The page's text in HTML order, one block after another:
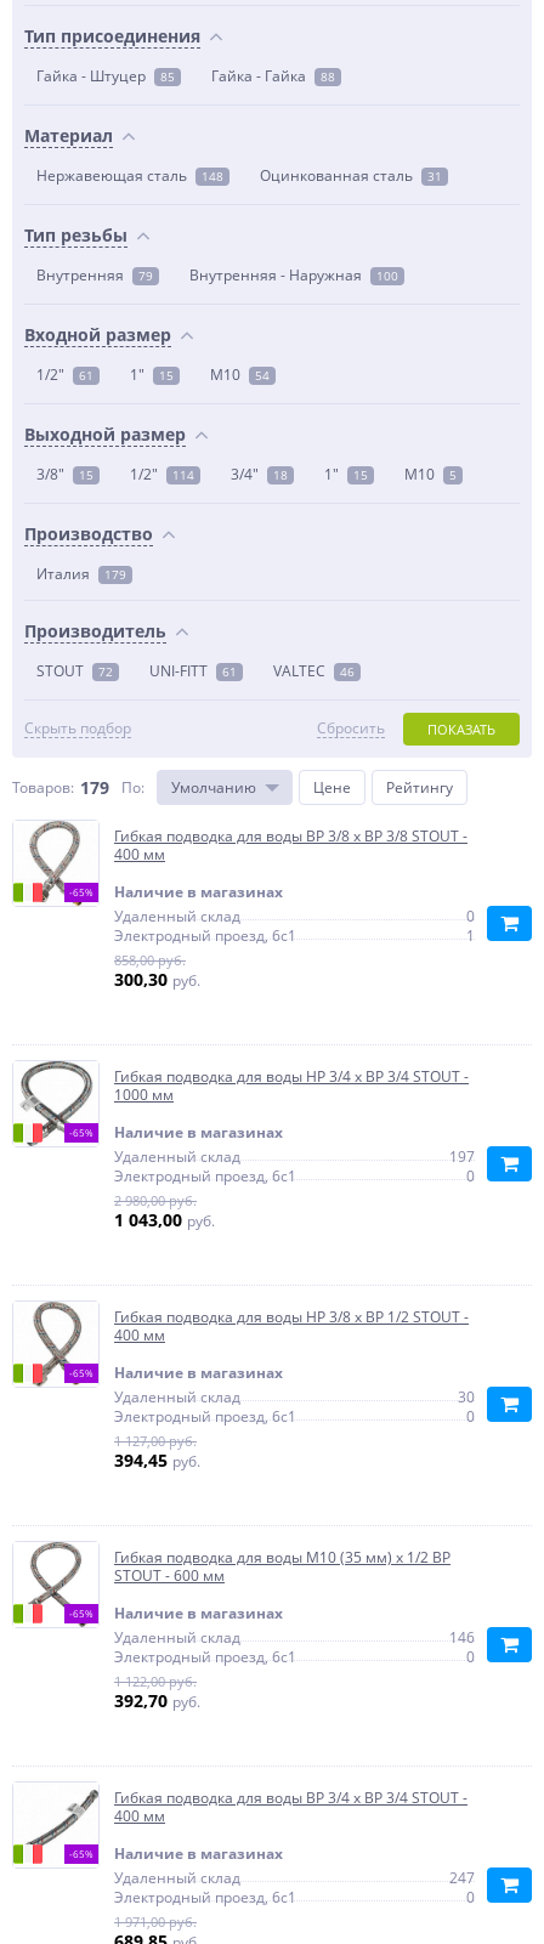
Тип присоединения
Гайка - Штуцер 85 Гайка - Гайка 88
Материал
Нержавеющая сталь 148 Оцинкованная сталь 31
Тип резьбы
Внутренняя 79 Внутренняя - Наружная 100
Входной размер
1/2" 61 1" 15 М10 54
Выходной размер
3/8" 15 1/2" 114 3/4" 18 1" 15 М10 5
Производство
Италия 179
Производитель
STOUT 72 UNI-FITT 61 VALTEC 46
Скрыть подбор ПОКАЗАТЬ
Сбросить
Товаров: 179 По: Умолчанию Цене Рейтингу
-65%
Гибкая подводка для воды ВР 3/8 х ВР 3/8 STOUT -
400 мм
Наличие в магазинах
Удаленный склад
0
Электродный проезд, 6с1
1
858,00 руб.
300,30 руб.
-65%
Гибкая подводка для воды НР 3/4 х ВР 3/4 STOUT -
1000 мм
Наличие в магазинах
Удаленный склад
197
Электродный проезд, 6с1
0
2 980,00 руб.
1 043,00 руб.
-65%
Гибкая подводка для воды НР 3/8 х ВР 1/2 STOUT -
400 мм
Наличие в магазинах
Удаленный склад
30
Электродный проезд, 6с1
0
1 127,00 руб.
394,45 руб.
-65%
Гибкая подводка для воды M10 (35 мм) х 1/2 BP
STOUT - 600 мм
Наличие в магазинах
Удаленный склад
146
Электродный проезд, 6с1
0
1 122,00 руб.
392,70 руб.
-65%
Гибкая подводка для воды ВР 3/4 х ВР 3/4 STOUT -
400 мм
Наличие в магазинах
Удаленный склад
247
Электродный проезд, 6с1
0
1 971,00 руб.